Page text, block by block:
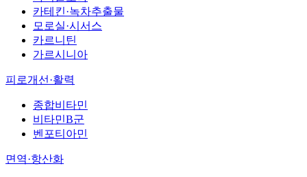
카테킨·녹차추출물
모로실·시서스
카르니틴
가르시니아
피로개선·활력
종합비타민
비타민B군
벤포티아민
면역·항산화